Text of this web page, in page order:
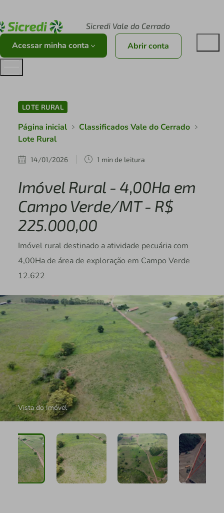
Sicredi Vale do Cerrado
Acessar minha conta Abrir conta
LOTE RURAL
Página inicial
Classificados Vale do Cerrado
Lote Rural
14/01/2026 1 min de leitura
Imóvel Rural - 4,00Ha em
Campo Verde/MT - R$
225.000,00
Imóvel rural destinado a atividade pecuária com
4,00Ha de área de exploração em Campo Verde
12.622
Vista do Imóvel